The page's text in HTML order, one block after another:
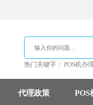
热门关键字： POS机办
代理政策 POS